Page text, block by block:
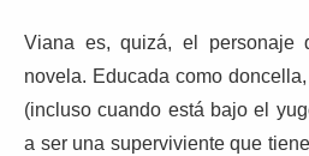
Viana es, quizá, el personaje
novela. Educada como
(incluso cuando está bajo el
a ser una superviviente que